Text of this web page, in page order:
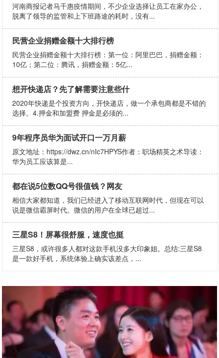
河南商报记者马千惠疫情期间，不少企业选择让员工在家办公，
脱离了领导的监管和上下班路途的耗时，没有...
民营企业捐赠金额十大排行榜
民营企业捐赠金额十大排行榜：​第一位：阿里巴巴，捐赠金额：
10亿；​第二位：腾讯，捐赠金额：5亿...
想开快递店？先了解需要注意些什
2020年快递是个投资方向，开快递店，做一个承包商都是不错的
选择。4.押金和加盟费 押金是必须的...
9年程序员华为面试开口一万月薪
原文地址：https://dwz.cn/nIc7HPYS作者：职场精英之术导读：
华为员工应该算是...
都在说5位数QQ号很值钱？网友
相信大家都知道，我们已经进入了移动互联网时代，但现在可以
说是微信霸屏时代。微信的用户在全球已超过...
三星S8！屏幕很舒服，速度也挺
三星S8，或许很多人都对这款手机没多大印象姐。总结:三星S8
是一款好手机，系统体验上确实该差点，...